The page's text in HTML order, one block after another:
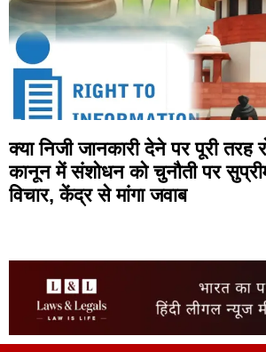
क्या निजी जानकारी देने पर पूरी तरह
कानून में संशोधन को चुनौती पर
विचार, केंद्र से मांगा जवाब